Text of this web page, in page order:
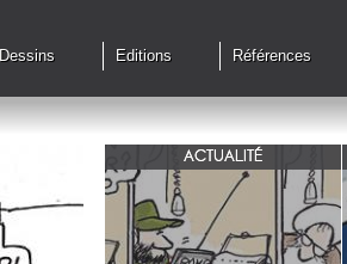
Dessins Editions Références
ACTUALITÉ
Qu'en est il des accords de cessez
le feu?